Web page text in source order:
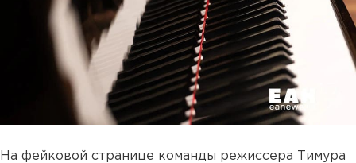
На фейковой странице команды режиссера Тимура